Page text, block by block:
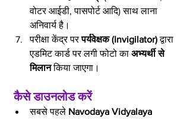
वोटर आईडी, पासपोर्ट आदि) साथ लाना
अनिवार्य है।
परीक्षा केंद्र पर पर्यवेक्षक (Invigilator) द्वारा
एडमिट कार्ड पर लगी फोटो का अभ्यर्थी से
मिलान किया जाएगा।
कैसे डाउनलोड करें
सबसे पहले Navodaya Vidyalaya